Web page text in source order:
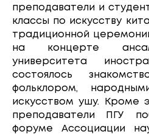
преподаватели и
классы по искусству
традиционной
на концерте
университета
состоялось
фольклором,
искусством ушу. Кроме
преподаватели ПГУ
форуме Ассоциации